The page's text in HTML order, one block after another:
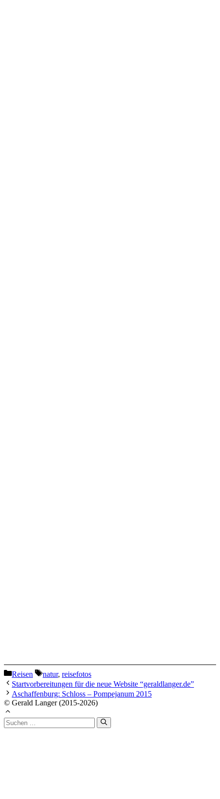
Kategorien
Reisen Schlagwörter
natur, reisefotos
Startvorbereitungen für die neue Website “geraldlanger.de”
Aschaffenburg: Schloss – Pompejanum 2015
© Gerald Langer (2015-2026)
Suchen
nach: